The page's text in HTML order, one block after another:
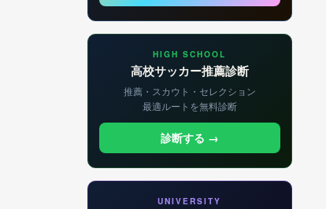
HIGH SCHOOL
高校サッカー推薦診断
推薦・スカウト・セレクション
最適ルートを無料診断
診断する →
UNIVERSITY